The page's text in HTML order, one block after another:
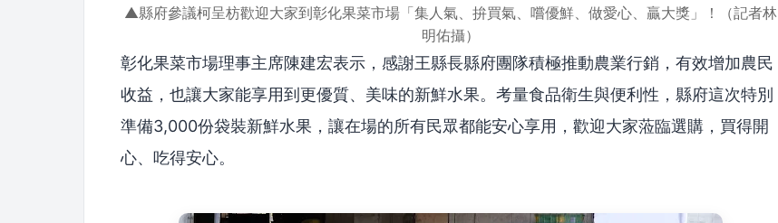
▲縣府參議柯呈枋歡迎大家到彰化果菜市場「集人氣、拚買氣、嚐優鮮、做愛心、贏大獎」！（記者林
明佑攝）
彰化果菜市場理事主席陳建宏表示，感謝王縣長縣府團隊積極推動農業行銷，有效增加農民
收益，也讓大家能享用到更優質、美味的新鮮水果。考量食品衛生與便利性，縣府這次特別
準備3,000份袋裝新鮮水果，讓在場的所有民眾都能安心享用，歡迎大家蒞臨選購，買得開
心、吃得安心。